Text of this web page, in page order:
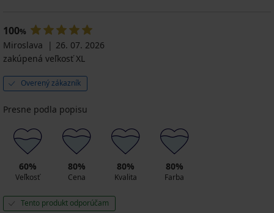
100%
Miroslava
26. 07. 2026
zakúpená veľkosť XL
Overený zákazník
Presne podla popisu
60%
Veľkosť
80%
Cena
80%
Kvalita
80%
Farba
Tento produkt odporúčam